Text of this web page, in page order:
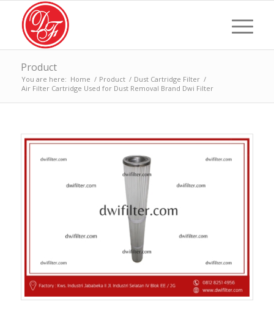
Product
You are here: Home / Product / Dust Cartridge Filter /
Air Filter Cartridge Used for Dust Removal Brand Dwi Filter